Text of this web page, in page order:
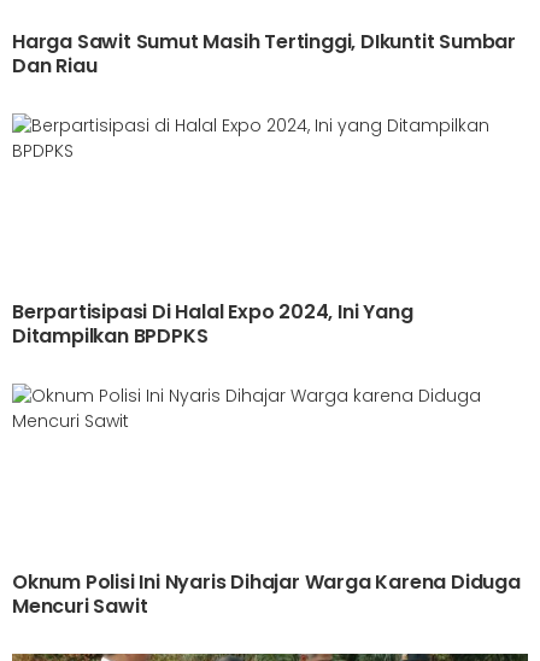
Harga Sawit Sumut Masih Tertinggi, DIkuntit Sumbar
Dan Riau
Berpartisipasi Di Halal Expo 2024, Ini Yang
Ditampilkan BPDPKS
Oknum Polisi Ini Nyaris Dihajar Warga Karena Diduga
Mencuri Sawit